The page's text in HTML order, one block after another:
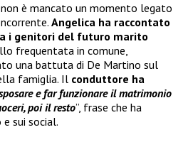
è mancato un momento legato
Angelica ha raccontato
i genitori del futuro marito
frequentata in comune,
una battuta di De Martino sul
famiglia. Il conduttore ha
e far funzionare il matrimonio
poi il resto”, frase che ha
sui social.